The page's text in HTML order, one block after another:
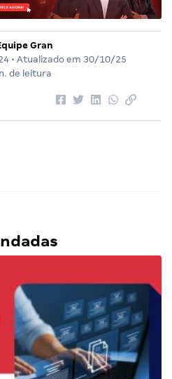
Gran
• Atualizado em 30/10/25
de leitura